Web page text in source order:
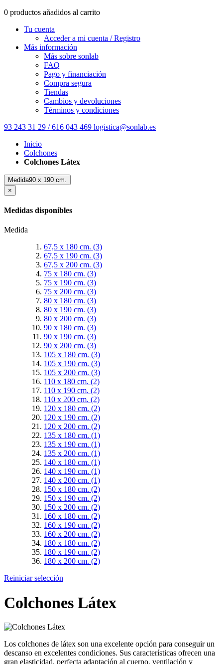
0 productos añadidos al carrito
Tu cuenta
Acceder a mi cuenta / Registro
Más información
Más sobre sonlab
FAQ
Pago y financiación
Compra segura
Tiendas
Cambios y devoluciones
Términos y condiciones
93 243 31 29 / 616 043 469 logistica@sonlab.es
Inicio
Colchones
Colchones Látex
Medida90 x 190 cm.
×
Medidas disponibles
Medida
67,5 x 180 cm. (3)
67,5 x 190 cm. (3)
67,5 x 200 cm. (3)
75 x 180 cm. (3)
75 x 190 cm. (3)
75 x 200 cm. (3)
80 x 180 cm. (3)
80 x 190 cm. (3)
80 x 200 cm. (3)
90 x 180 cm. (3)
90 x 190 cm. (3)
90 x 200 cm. (3)
105 x 180 cm. (3)
105 x 190 cm. (3)
105 x 200 cm. (3)
110 x 180 cm. (2)
110 x 190 cm. (2)
110 x 200 cm. (2)
120 x 180 cm. (2)
120 x 190 cm. (2)
120 x 200 cm. (2)
135 x 180 cm. (1)
135 x 190 cm. (1)
135 x 200 cm. (1)
140 x 180 cm. (1)
140 x 190 cm. (1)
140 x 200 cm. (1)
150 x 180 cm. (2)
150 x 190 cm. (2)
150 x 200 cm. (2)
160 x 180 cm. (2)
160 x 190 cm. (2)
160 x 200 cm. (2)
180 x 180 cm. (2)
180 x 190 cm. (2)
180 x 200 cm. (2)
Reiniciar selección
Colchones Látex
Los colchones de látex son una excelente opción para conseguir un
descanso en excelentes condiciones. Sus características ofrecen una
gran elasticidad, perfecta adaptación al cuerpo, ventilación y